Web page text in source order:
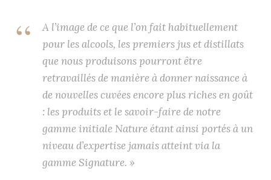
A l’image de ce que l’on fait habituellement
pour lesalcools, les premiers jus et distillats
que nous produisonspourront être
retravaillés de manière à donner naissance à
de nouvelles cuvées encore plus riches en goût
: les produitset le savoir-faire de notre
gamme initiale Nature étant ainsi portés à un
niveau d’expertise jamais atteint via la
gamme Signature. »